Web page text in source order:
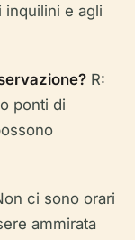
inquilini e agli
R:
ponti di
ci sono orari
ammirata